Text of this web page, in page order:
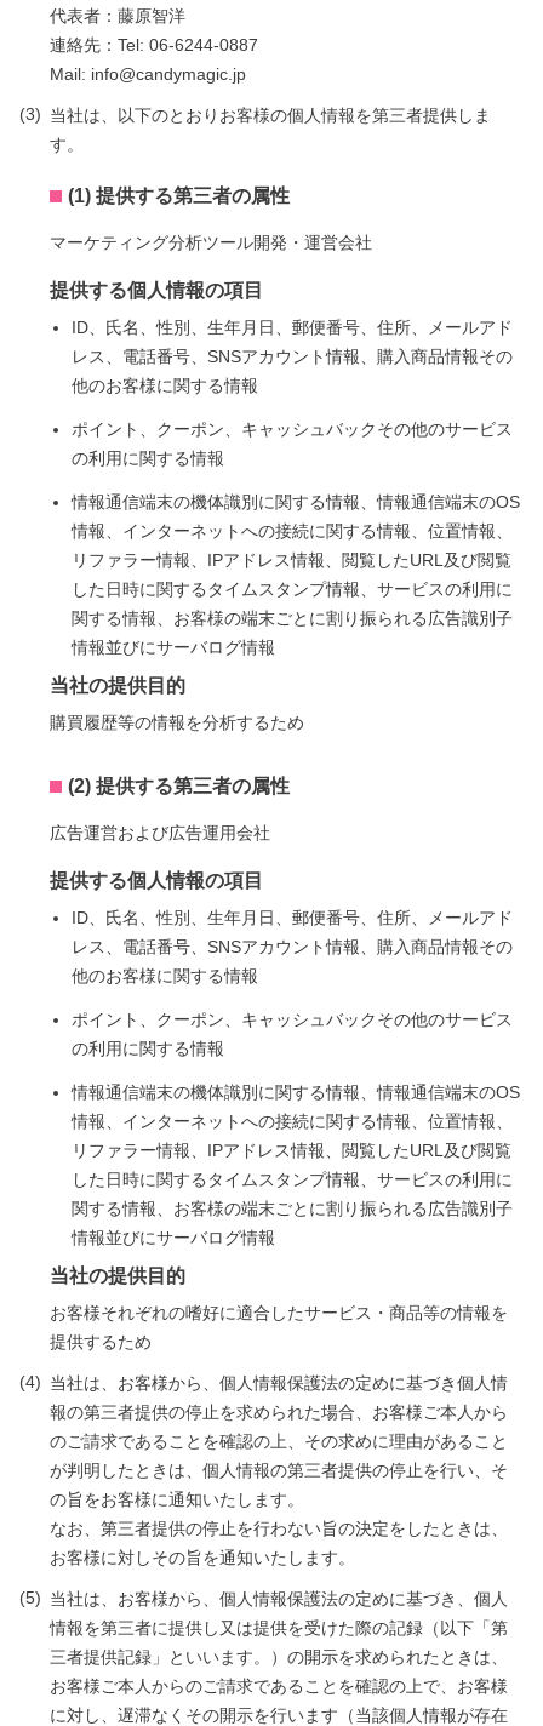
代表者：藤原智洋
連絡先：Tel: 06-6244-0887
Mail: info@candymagic.jp
当社は、以下のとおりお客様の個人情報を第三者提供しま
す。
(1) 提供する第三者の属性
マーケティング分析ツール開発・運営会社
提供する個人情報の項目
ID、氏名、性別、生年月日、郵便番号、住所、メールアド
レス、電話番号、SNSアカウント情報、購入商品情報その
他のお客様に関する情報
ポイント、クーポン、キャッシュバックその他のサービス
の利用に関する情報
情報通信端末の機体識別に関する情報、情報通信端末のOS
情報、インターネットへの接続に関する情報、位置情報、
リファラー情報、IPアドレス情報、閲覧したURL及び閲覧
した日時に関するタイムスタンプ情報、サービスの利用に
関する情報、お客様の端末ごとに割り振られる広告識別子
情報並びにサーバログ情報
当社の提供目的
購買履歴等の情報を分析するため
(2) 提供する第三者の属性
広告運営および広告運用会社
提供する個人情報の項目
ID、氏名、性別、生年月日、郵便番号、住所、メールアド
レス、電話番号、SNSアカウント情報、購入商品情報その
他のお客様に関する情報
ポイント、クーポン、キャッシュバックその他のサービス
の利用に関する情報
情報通信端末の機体識別に関する情報、情報通信端末のOS
情報、インターネットへの接続に関する情報、位置情報、
リファラー情報、IPアドレス情報、閲覧したURL及び閲覧
した日時に関するタイムスタンプ情報、サービスの利用に
関する情報、お客様の端末ごとに割り振られる広告識別子
情報並びにサーバログ情報
当社の提供目的
お客様それぞれの嗜好に適合したサービス・商品等の情報を
提供するため
当社は、お客様から、個人情報保護法の定めに基づき個人情
報の第三者提供の停止を求められた場合、お客様ご本人から
のご請求であることを確認の上、その求めに理由があること
が判明したときは、個人情報の第三者提供の停止を行い、そ
の旨をお客様に通知いたします。
なお、第三者提供の停止を行わない旨の決定をしたときは、
お客様に対しその旨を通知いたします。
当社は、お客様から、個人情報保護法の定めに基づき、個人
情報を第三者に提供し又は提供を受けた際の記録（以下「第
三者提供記録」といいます。）の開示を求められたときは、
お客様ご本人からのご請求であることを確認の上で、お客様
に対し、遅滞なくその開示を行います（当該個人情報が存在